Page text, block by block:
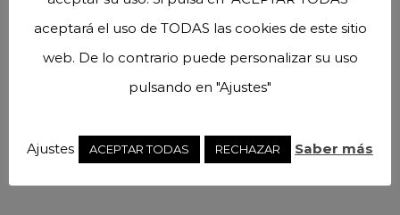
aceptará el uso de TODAS las cookies de este sitio
web. De lo contrario puede personalizar su uso
pulsando en "Ajustes"
Ajustes ACEPTAR TODAS RECHAZAR Saber más